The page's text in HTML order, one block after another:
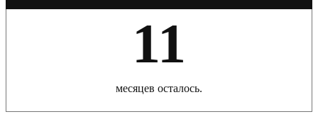
11
месяцев осталось.